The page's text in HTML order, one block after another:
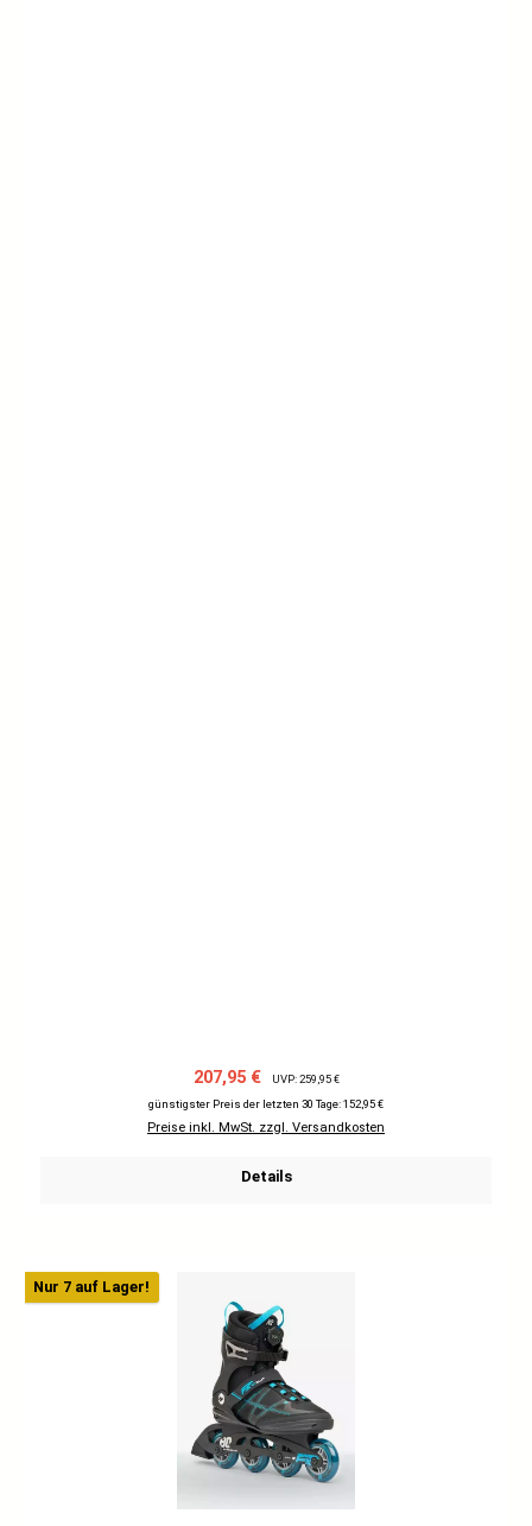
Verkaufspreis:
207,95 € Regulärer Preis:
UVP: 259,95 €
günstigster Preis der letzten 30 Tage: 152,95 €
Preise inkl. MwSt. zzgl. Versandkosten
Details
Nur 7 auf Lager!